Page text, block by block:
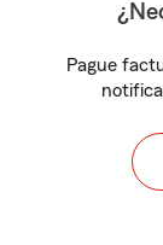
Pague